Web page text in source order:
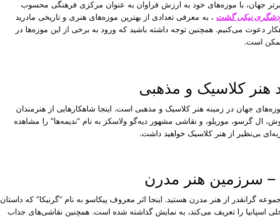
جهان، با موزه‌های خود به ارزش فراوان به عنوان مرکزی فرهنگی محسوب
نیکی گشت ، به معرفی تعدادی از بهترین موزه‌های هنری و تاریخی مادرید
دعوت می‌کنیم. همچنین توجه داشته باشید که ورود به برخی از این موزه‌ها در
است.
هنر کلاسیک و مذهبی
جهان در زمینه هنر کلاسیک و مذهبی است. اینجا شاهکارهایی از هنرمندان
ال گرسو، موریلو، و نقاشی مشهور دیه‌گو ولاسکز به نام “ندیمه‌ها” را مشاهده
بی‌نظیر از هنر کلاسیک خواهید داشت.
– سرزمین هنر مدرن
گرانقدر از هنر مدرن هستید. اینجا اثر معروف پیکاسو به نام “گرنیکا” که داستان
اسپانیا را تعریف می‌کند، به نمایش گذاشته شده است. همچنین نقاشی‌های جذاب